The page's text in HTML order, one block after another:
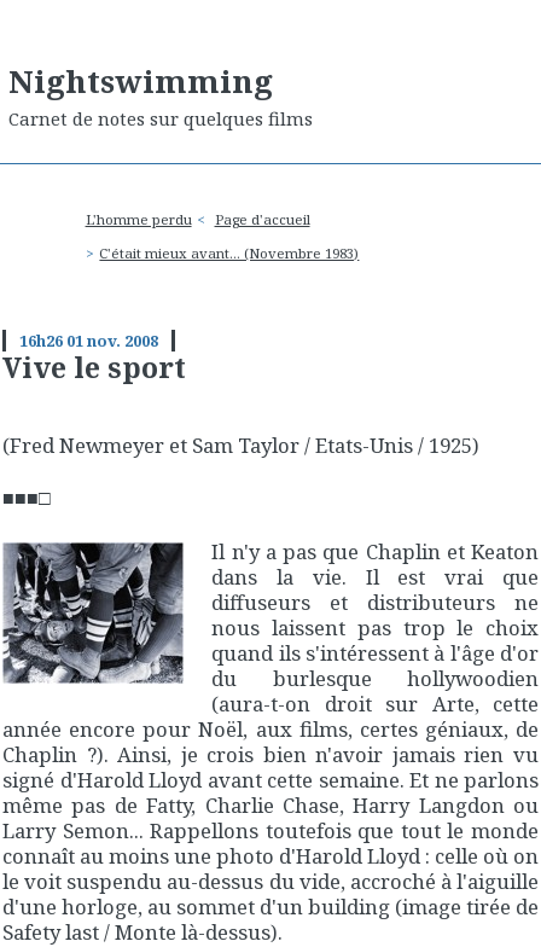
Nightswimming
Carnet de notes sur quelques films
L'homme perdu
Page d'accueil
C'était mieux avant... (Novembre 1983)
16h26 01nov. 2008
Vive le sport
(Fred Newmeyer et Sam Taylor / Etats-Unis / 1925)
■■■□
Il n'y a pas que Chaplin et Keaton
dans la vie. Il est vrai que
diffuseurs et distributeurs ne
nous laissent pas trop le choix
quand ils s'intéressent à l'âge d'or
du burlesque hollywoodien
(aura-t-on droit sur Arte, cette
année encore pour Noël, aux films, certes géniaux, de
Chaplin ?). Ainsi, je crois bien n'avoir jamais rien vu
signé d'Harold Lloyd avant cette semaine. Et ne parlons
même pas de Fatty, Charlie Chase, Harry Langdon ou
Larry Semon... Rappellons toutefois que tout le monde
connaît au moins une photo d'Harold Lloyd : celle où on
le voit suspendu au-dessus du vide, accroché à l'aiguille
d'une horloge, au sommet d'un building (image tirée de
Safety last/Monte là-dessus).